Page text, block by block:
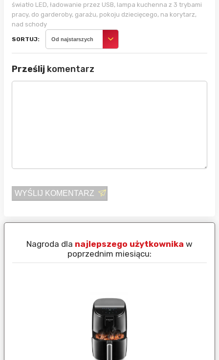
światło LED, ładowanie przez USB, lampa kuchenna z 3 trybami
pracy, do garderoby, garażu, pokoju dziecięcego, na korytarz,
nad schody
SORTUJ: Od najstarszych
Prześlij komentarz
WYŚLIJ KOMENTARZ
Nagroda dla najlepszego użytkownika w
poprzednim miesiącu: